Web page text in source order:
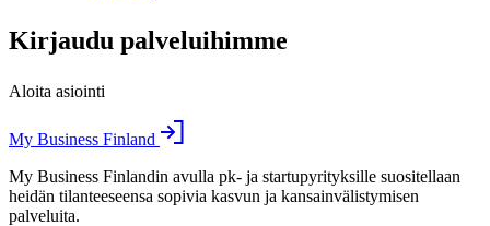
Kirjaudu palveluihimme
Aloita asiointi
My Business Finland
My Business Finlandin avulla pk- ja startupyrityksille suositellaan
heidän tilanteeseensa sopivia kasvun ja kansainvälistymisen
palveluita.